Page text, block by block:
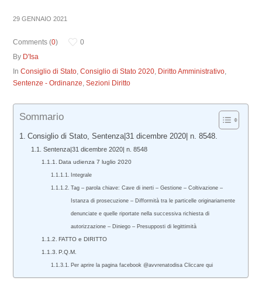
29 GENNAIO 2021
Comments (0)
0
By D'Isa
InConsiglio di Stato,Consiglio di Stato 2020, Diritto Amministrativo,
Sentenze - Ordinanze,Sezioni Diritto
Sommario
Consiglio di Stato, Sentenza|31 dicembre 2020| n. 8548.
Sentenza|31 dicembre 2020| n. 8548
Data udienza 7 luglio 2020
Integrale
Tag – parola chiave: Cave di inerti – Gestione – Coltivazione –
Istanza di prosecuzione – Difformità tra le particelle originariamente
denunciate e quelle riportate nella successiva richiesta di
autorizzazione – Diniego – Presupposti di legittimità
FATTO e DIRITTO
P.Q.M.
Per aprire la pagina facebook @avvrenatodisa Cliccare qui